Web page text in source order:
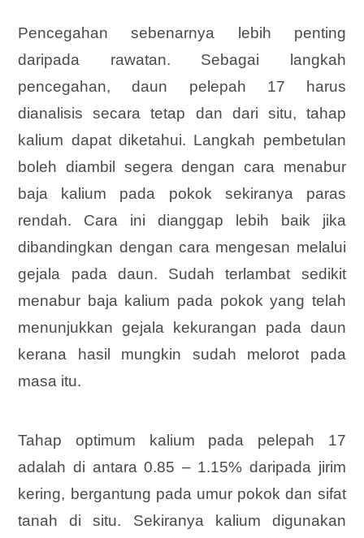
Pencegahan sebenarnya lebih penting
daripada rawatan. Sebagai langkah
pencegahan, daun pelepah 17 harus
dianalisis secara tetap dan dari situ, tahap
kalium dapat diketahui. Langkah pembetulan
boleh diambil segera dengan cara menabur
baja kalium pada pokok sekiranya paras
rendah. Cara ini dianggap lebih baik jika
dibandingkan dengan cara mengesan melalui
gejala pada daun. Sudah terlambat sedikit
menabur baja kalium pada pokok yang telah
menunjukkan gejala kekurangan pada daun
kerana hasil mungkin sudah melorot pada
masa itu.
Tahap optimum kalium pada pelepah 17
adalah di antara 0.85 – 1.15% daripada jirim
kering, bergantung pada umur pokok dan sifat
tanah di situ. Sekiranya kalium digunakan